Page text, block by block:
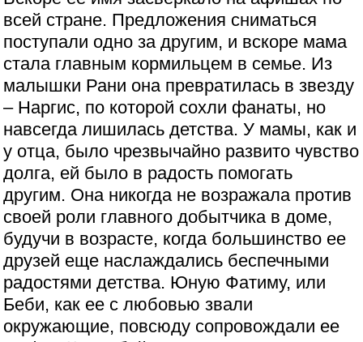
всей стране. Предложения сниматься
поступали одно за другим, и вскоре мама
стала главным кормильцем в семье. Из
малышки Рани она превратилась в звезду
– Наргис, по которой сохли фанаты, но
навсегда лишилась детства. У мамы, как и
у отца, было чрезвычайно развито чувство
долга, ей было в радость помогать
другим. Она никогда не возражала против
своей роли главного добытчика в доме,
будучи в возрасте, когда большинство ее
друзей еще наслаждались беспечными
радостями детства. Юную Фатиму, или
Беби, как ее с любовью звали
окружающие, повсюду сопровождали ее